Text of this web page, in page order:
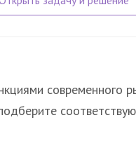
современного